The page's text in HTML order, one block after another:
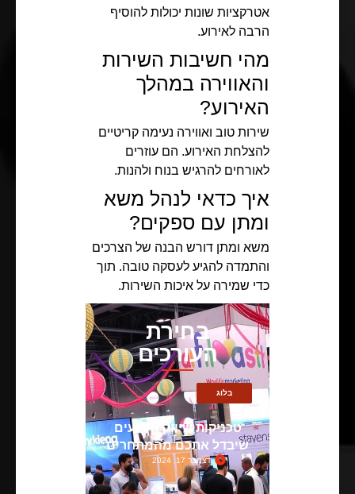
אטרקציות שונות יכולות להוסיף
הרבה לאירוע.
מהי חשיבות השירות
והאווירה במהלך
האירוע?
שירות טוב ואווירה נעימה קריטיים
להצלחת האירוע. הם עוזרים
לאורחים להרגיש בנוח ולהנות.
איך כדאי לנהל משא
ומתן עם ספקים?
משא ומתן דורש הבנה של הצרכים
והתמדה להגיע לעסקה טובה. תוך
כדי שמירה על איכות השירות.
בחירת
העורכים
בלוג
טכניקות שיווק אירועים
שיבדל אתכם מהמתחרים
דצמבר 17, 2024